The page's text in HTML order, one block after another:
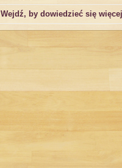
Wejdź, by dowiedzieć się więcej